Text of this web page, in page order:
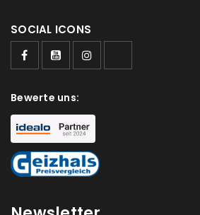
ANMELDEN
Benutzername oder E-Mail-Adresse
SOCIAL ICONS
Bewerte uns: